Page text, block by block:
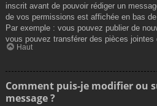
inscrit avant de pouvoir rédiger un
de vos permissions est affichée en bas de
Par exemple : vous pouvez publier de
vous pouvez transférer des pièces jointes
Haut
Comment puis-je modifier ou
message ?